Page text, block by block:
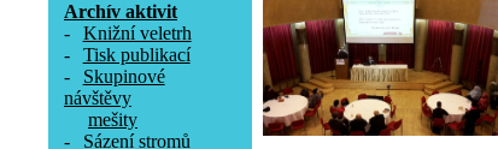
Archív aktivit
-
Knižní veletrh
-
Tisk publikací
-
Skupinové
návštěvy
mešity
-
Sázení stromů